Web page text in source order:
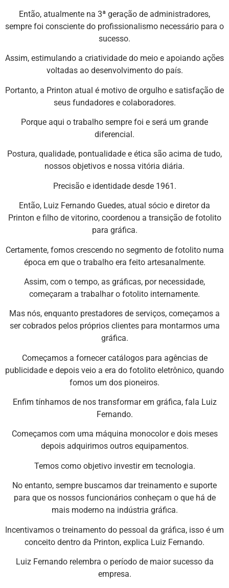
Então, atualmente na 3ª geração de administradores,
sempre foi consciente do profissionalismo necessário para o
sucesso.
Assim, estimulando a criatividade do meio e apoiando ações
voltadas ao desenvolvimento do país.
Portanto, a Printon atual é motivo de orgulho e satisfação de
seus fundadores e colaboradores.
Porque aqui o trabalho sempre foi e será um grande
diferencial.
Postura, qualidade, pontualidade e ética são acima de tudo,
nossos objetivos e nossa vitória diária.
Precisão e identidade desde 1961.
Então, Luiz Fernando Guedes, atual sócio e diretor da
Printon e filho de vitorino, coordenou a transição de fotolito
para gráfica.
Certamente, fomos crescendo no segmento de fotolito numa
época em que o trabalho era feito artesanalmente.
Assim, com o tempo, as gráficas, por necessidade,
começaram a trabalhar o fotolito internamente.
Mas nós, enquanto prestadores de serviços, começamos a
ser cobrados pelos próprios clientes para montarmos uma
gráfica.
Começamos a fornecer catálogos para agências de
publicidade e depois veio a era do fotolito eletrônico, quando
fomos um dos pioneiros.
Enfim tínhamos de nos transformar em gráfica, fala Luiz
Fernando.
Começamos com uma máquina monocolor e dois meses
depois adquirimos outros equipamentos.
Temos como objetivo investir em tecnologia.
No entanto, sempre buscamos dar treinamento e suporte
para que os nossos funcionários conheçam o que há de
mais moderno na indústria gráfica.
Incentivamos o treinamento do pessoal da gráfica, isso é um
conceito dentro da Printon, explica Luiz Fernando.
Luiz Fernando relembra o período de maior sucesso da
empresa.